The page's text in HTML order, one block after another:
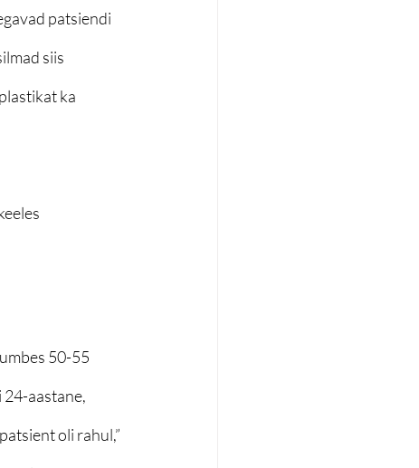
patsiendi
siis
ka
50-55
24-aastane,
oli rahul,”